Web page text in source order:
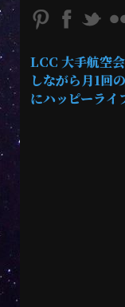
LCC 大手航空
しながら月1回
にハッピーライ